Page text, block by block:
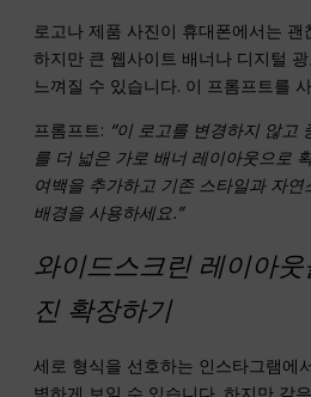
로고나 제품 사진이 휴대폰에서는 괜
하지만 큰 웹사이트 배너나 디지털
느껴질 수 있습니다. 이 프롬프트를
프롬프트: “이 로고를 변경하지 않고
를 더 넓은 가로 배너 레이아웃으로
여백을 추가하고 기존 스타일과 자
배경을 사용하세요.”
와이드스크린 레이아
진 확장하기
세로 형식을 선호하는 인스타그램에
벽하게 보일 수 있습니다. 하지만 같